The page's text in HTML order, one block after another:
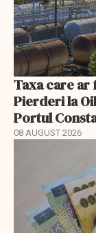
Taxa care ar
Pierderi la
Portul
08 AUGUST 2026